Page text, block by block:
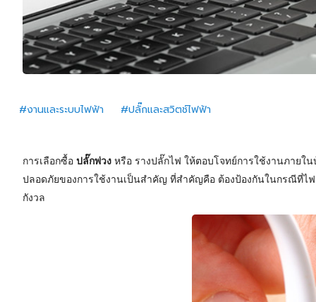
#งานและระบบไฟฟ้า #ปลั๊กและสวิตช์ไฟฟ้า
การเลือกซื้อ ปลั๊กพ่วง หรือ รางปลั๊กไฟ ให้ตอบโจทย์การใช้งานภายใ
ปลอดภัยของการใช้งานเป็นสำคัญ ที่สำคัญคือ ต้องป้องกันในกรณีที่ไ
กังวล